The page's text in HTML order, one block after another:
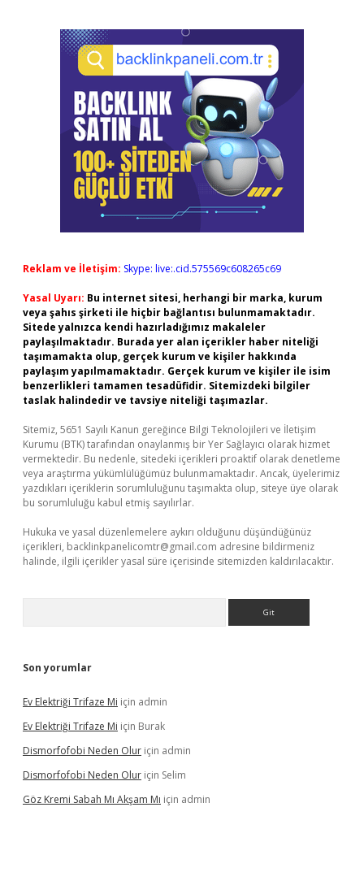
Reklam ve İletişim: Skype: live:.cid.575569c608265c69
Yasal Uyarı: Bu internet sitesi, herhangi bir marka, kurum
veya şahıs şirketi ile hiçbir bağlantısı bulunmamaktadır.
Sitede yalnızca kendi hazırladığımız makaleler
paylaşılmaktadır. Burada yer alan içerikler haber niteliği
taşımamakta olup, gerçek kurum ve kişiler hakkında
paylaşım yapılmamaktadır. Gerçek kurum ve kişiler ile isim
benzerlikleri tamamen tesadüfidir. Sitemizdeki bilgiler
taslak halindedir ve tavsiye niteliği taşımazlar.
Sitemiz, 5651 Sayılı Kanun gereğince Bilgi Teknolojileri ve İletişim
Kurumu (BTK) tarafından onaylanmış bir Yer Sağlayıcı olarak hizmet
vermektedir. Bu nedenle, sitedeki içerikleri proaktif olarak denetleme
veya araştırma yükümlülüğümüz bulunmamaktadır. Ancak, üyelerimiz
yazdıkları içeriklerin sorumluluğunu taşımakta olup, siteye üye olarak
bu sorumluluğu kabul etmiş sayılırlar.
Hukuka ve yasal düzenlemelere aykırı olduğunu düşündüğünüz
içerikleri, backlinkpanelicomtr@gmail.com adresine bildirmeniz
halinde, ilgili içerikler yasal süre içerisinde sitemizden kaldırılacaktır.
Son yorumlar
Ev Elektriği Trifaze Mi için admin
Ev Elektriği Trifaze Mi için Burak
Dismorfofobi Neden Olur için admin
Dismorfofobi Neden Olur için Selim
Göz Kremi Sabah Mı Akşam Mı için admin